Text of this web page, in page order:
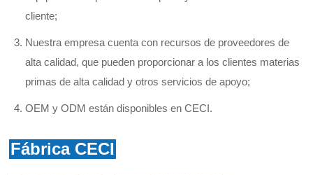
cliente;
Nuestra empresa cuenta con recursos de proveedores de
alta calidad, que pueden proporcionar a los clientes materias
primas de alta calidad y otros servicios de apoyo;
OEM y ODM están disponibles en CECI.
Fábrica CECI